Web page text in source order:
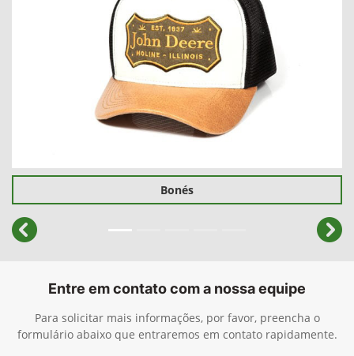
Bonés
templates.template-
Entre em contato com a nossa equipe
Para solicitar mais informações, por favor, preencha o
formulário abaixo que entraremos em contato rapidamente.